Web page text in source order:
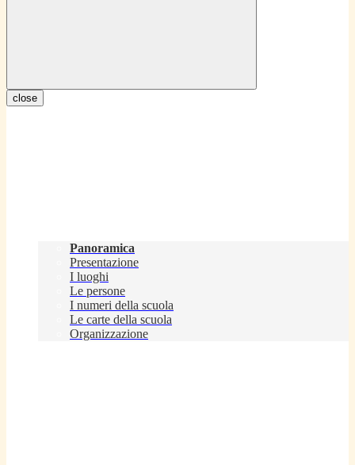
close
Panoramica
Presentazione
I luoghi
Le persone
I numeri della scuola
Le carte della scuola
Organizzazione